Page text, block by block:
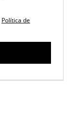
Política de